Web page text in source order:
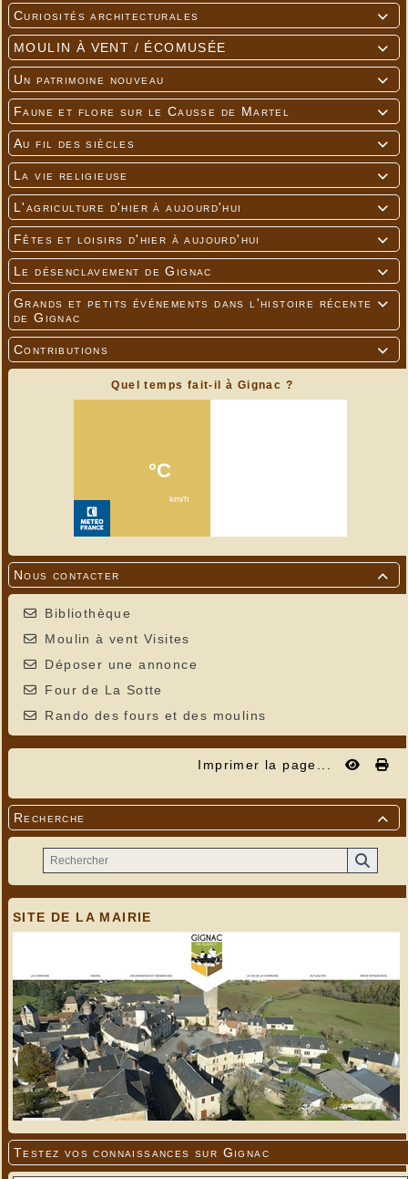

Curiosités architecturales

MOULIN À VENT / ÉCOMUSÉE

Un patrimoine nouveau

Faune et flore sur le Causse de Martel

Au fil des siècles

La vie religieuse

L'agriculture d'hier à aujourd'hui

Fêtes et loisirs d'hier à aujourd'hui

Le désenclavement de Gignac

Grands et petits événements dans l'histoire récente
de Gignac

Contributions
Quel temps fait-il à Gignac ?

Nous contacter
Bibliothèque
Moulin à vent Visites
Déposer une annonce
Four de La Sotte
Rando des fours et des moulins
Imprimer la page...

Recherche
SITE DE LA MAIRIE
Testez vos connaissances sur Gignac